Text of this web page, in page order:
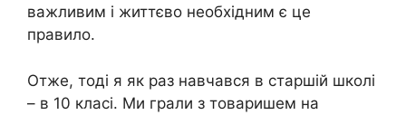
важливим і життєво необхідним є це
правило.
Отже, тоді я як раз навчався в старшій школі
– в 10 класі. Ми грали з товаришем на